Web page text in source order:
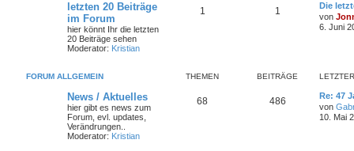
letzten 20 Beiträge
im Forum
hier könnt Ihr die letzten
20 Beiträge sehen
Moderator: Kristian
1 1
Die
von
6. Juni
FORUM ALLGEMEIN THEMEN BEITRÄGE
News / Aktuelles
hier gibt es news zum
Forum, evl. updates,
Verändrungen..
Moderator: Kristian
68 486
Re: 47
von
10. Mai